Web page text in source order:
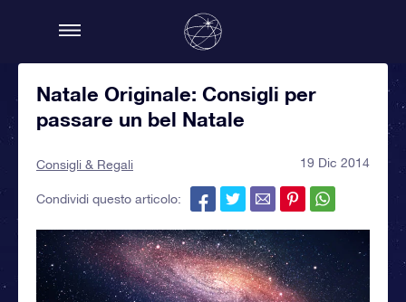
Natale Originale: Consigli per
passare un bel Natale
Consigli & Regali 19 Dic 2014
Condividi questo articolo: